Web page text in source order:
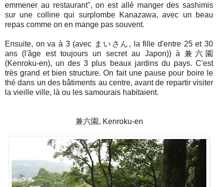
emmener au restaurant", on est allé manger des sashimis
sur une colline qui surplombe Kanazawa, avec un beau
repas comme on en mange pas souvent.
Ensuite, on va à 3 (avec まいさん, la fille d'entre 25 et 30
ans (l'âge est toujours un secret au Japon)) à 兼六園
(Kenroku-en), un des 3 plus beaux jardins du pays. C'est
très grand et bien structure. On fait une pause pour boire le
thé dans un des bâtiments au centre, avant de repartir visiter
la vieille ville, là ou les samourais habitaient.
兼六園, Kenroku-en